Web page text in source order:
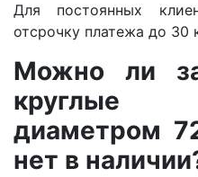
Для постоянных
отсрочку платежа до 30
Можно ли
круглые
диаметром
нет в